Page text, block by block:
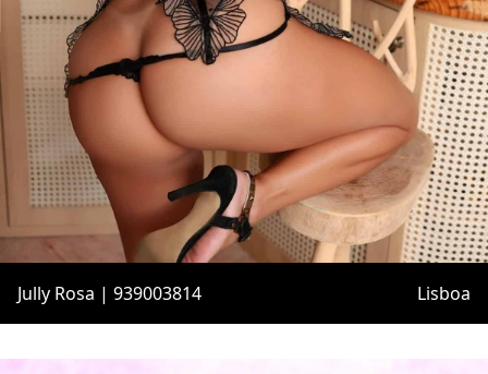
Jully Rosa | 939003814 Lisboa